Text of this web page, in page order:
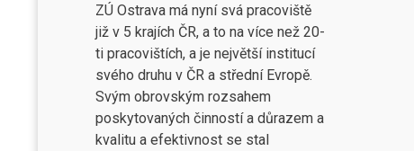
ZÚ Ostrava má nyní svá pracoviště
již v 5 krajích ČR, a to na více než 20-
ti pracovištích, a je největší institucí
svého druhu v ČR a střední Evropě.
Svým obrovským rozsahem
poskytovaných činností a důrazem a
kvalitu a efektivnost se stal